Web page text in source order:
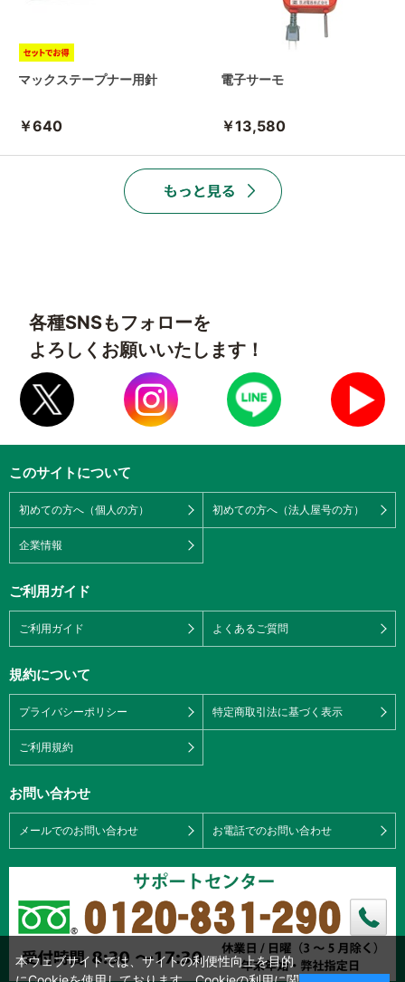
マックステープナー用針
￥640
電子サーモ
￥13,580
各種SNSもフォローを
よろしくお願いいたします！
このサイトについて
初めての方へ（個人の方） 初めての方へ（法人屋号の方）
企業情報
ご利用ガイド
ご利用ガイド よくあるご質問
規約について
プライバシーポリシー 特定商取引法に基づく表示
ご利用規約
お問い合わせ
メールでのお問い合わせ お電話でのお問い合わせ
本ウェブサイトでは、サイトの利便性向上を目的